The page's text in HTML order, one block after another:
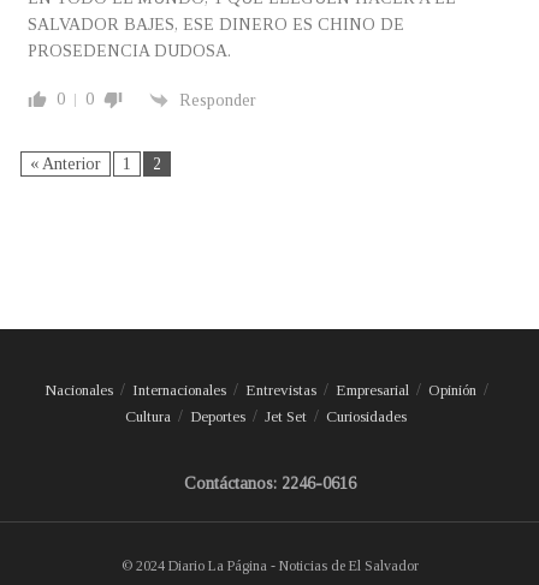
SALVADOR BAJES, ESE DINERO ES CHINO DE
PROSEDENCIA DUDOSA.
0 0 Responder
« Anterior 1 2
Nacionales Internacionales Entrevistas Empresarial
Opinión
Cultura
Deportes Jet Set Curiosidades
Contáctanos: 2246-0616
© 2024 Diario La Página - Noticias de El Salvador